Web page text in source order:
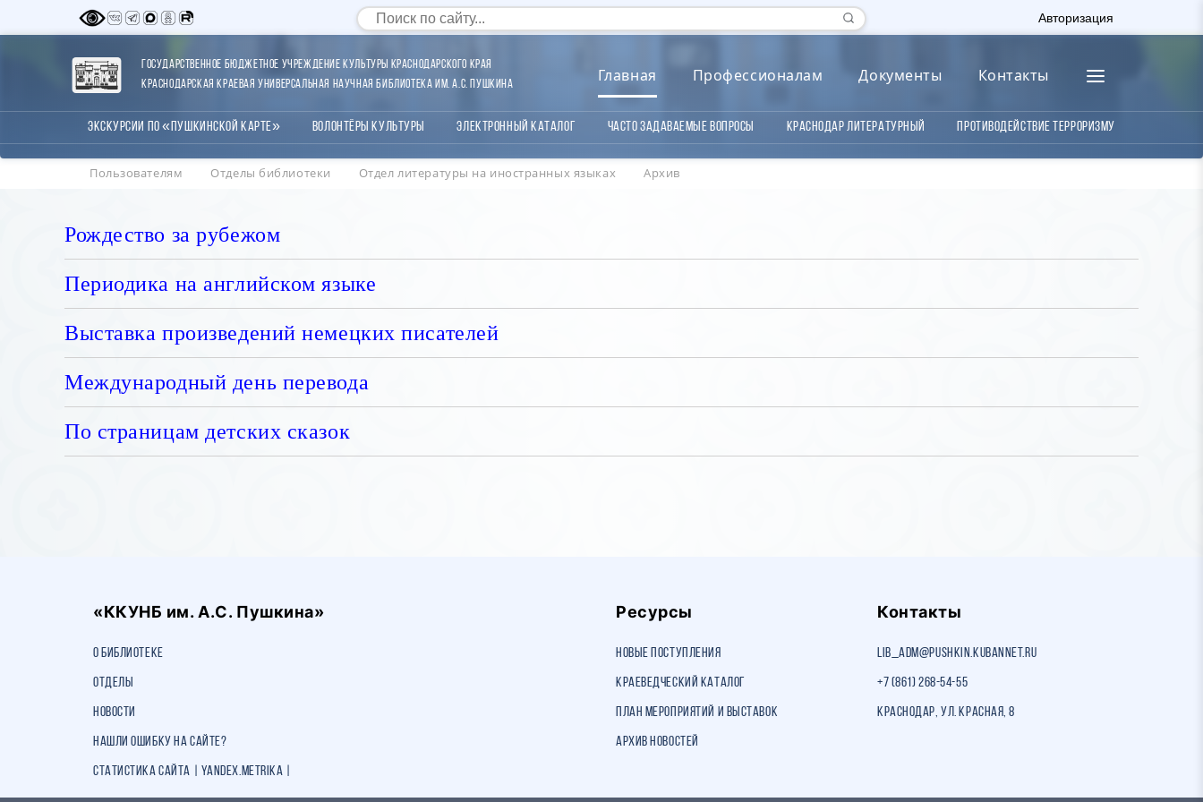
Авторизация
Государственное бюджетное учреждение культуры Краснодарского края
Краснодарская краевая универсальная научная библиотека им. А.С. Пушкина
Главная Профессионалам Документы Контакты
Экскурсии по «Пушкинской карте» Волонтёры Культуры Электронный каталог Часто задаваемые вопросы Краснодар литературный Противодействие терроризму
Пользователям Отделы библиотеки Отдел литературы на иностранных языках Архив
Рождество за рубежом
Периодика на английском языке
Выставка произведений немецких писателей
Международный день перевода
По страницам детских сказок
«ККУНБ им. А.С. Пушкина»
О библиотеке
Отделы
Новости
Нашли ошибку на сайте?
Статистика сайта | Yandex.Metrika |
Ресурсы
Новые поступления
Краеведческий каталог
План мероприятий и выставок
Архив новостей
Контакты
lib_adm@pushkin.kubannet.ru
+7 (861) 268-54-55
Краснодар, ул. Красная, 8